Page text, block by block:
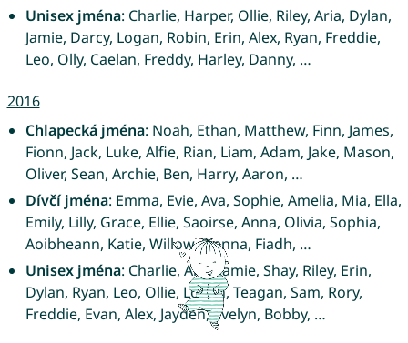
Unisex jména: Charlie, Harper, Ollie, Riley, Aria, Dylan,
Jamie, Darcy, Logan, Robin, Erin, Alex, Ryan, Freddie,
Leo, Olly, Caelan, Freddy, Harley, Danny, …
2016
Chlapecká jména: Noah, Ethan, Matthew, Finn, James,
Fionn, Jack, Luke, Alfie, Rian, Liam, Adam, Jake, Mason,
Oliver, Sean, Archie, Ben, Harry, Aaron, …
Dívčí jména: Emma, Evie, Ava, Sophie, Amelia, Mia, Ella,
Emily, Lilly, Grace, Ellie, Saoirse, Anna, Olivia, Sophia,
Aoibheann, Katie, Willow, Sienna, Fiadh, …
Unisex jména: Charlie, Aria, Jamie, Shay, Riley, Erin,
Dylan, Ryan, Leo, Ollie, Logan, Teagan, Sam, Rory,
Freddie, Evan, Alex, Jayden, Evelyn, Bobby, …